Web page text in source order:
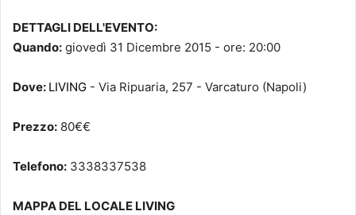
DETTAGLI DELL'EVENTO:
Quando: giovedì 31 Dicembre 2015 - ore: 20:00
Dove: LIVING - Via Ripuaria, 257 - Varcaturo (Napoli)
Prezzo: 80€€
Telefono: 3338337538
MAPPA DEL LOCALE LIVING